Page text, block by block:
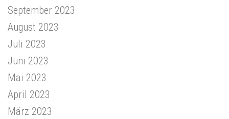
September 2023
August 2023
Juli 2023
Juni 2023
Mai 2023
April 2023
März 2023